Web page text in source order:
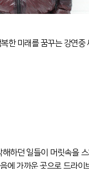
한 미래를 꿈꾸는 강연중
하던 일들이 머릿속을
에 가까운 곳으로 드라이